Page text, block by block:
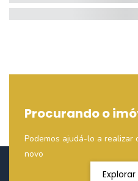
Procurando o
Podemos ajudá-lo a realizar
novo